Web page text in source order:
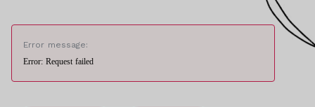
Error message:
Error: Request failed